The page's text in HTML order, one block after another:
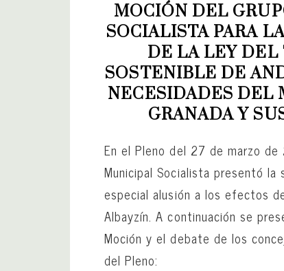
MOCIÓN DEL
SOCIALISTA PARA
DE LA LEY DEL
SOSTENIBLE DE
NECESIDADES DEL
GRANADA Y
En el Pleno del 27 de marzo
Municipal Socialista presentó la
especial alusión a los efectos
Albayzín. A continuación se
Moción y el debate de los
del Pleno: